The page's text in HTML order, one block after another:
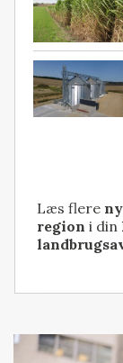
Læs flere
region i din